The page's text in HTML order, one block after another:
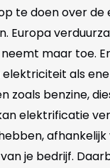
te doen over
Europa
maar toe.
elektriciteit als
zoals benzine,
elektrificatie
je bedrijf.